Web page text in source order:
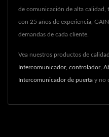
de comunicación de alta calidad,
con 25 años de experiencia,
demandas de cada cliente.
Vea nuestros productos de calidad
Intercomunicador, controlador,
Intercomunicador de puerta y no